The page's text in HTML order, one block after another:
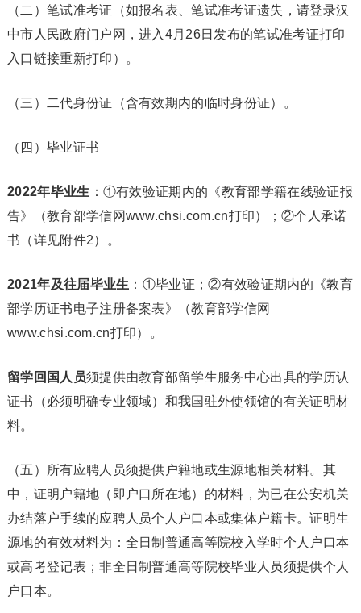
（二）笔试准考证（如报名表、笔试准考证遗失，请登录汉
中市人民政府门户网，进入4月26日发布的笔试准考证打印
入口链接重新打印）。
（三）二代身份证（含有效期内的临时身份证）。
（四）毕业证书
2022年毕业生 ：①有效验证期内的《教育部学籍在线验证报
告》（教育部学信网www.chsi.com.cn打印）；②个人承诺
书（详见附件2）。
2021年及往届毕业生 ：①毕业证；②有效验证期内的《教育
部学历证书电子注册备案表》（教育部学信网
www.chsi.com.cn打印）。
留学回国人员须提供由教育部留学生服务中心出具的学历认
证书（必须明确专业领域）和我国驻外使领馆的有关证明材
料。
（五）所有应聘人员须提供户籍地或生源地相关材料。其
中，证明户籍地（即户口所在地）的材料，为已在公安机关
办结落户手续的应聘人员个人户口本或集体户籍卡。证明生
源地的有效材料为：全日制普通高等院校入学时个人户口本
或高考登记表；非全日制普通高等院校毕业人员须提供个人
户口本。